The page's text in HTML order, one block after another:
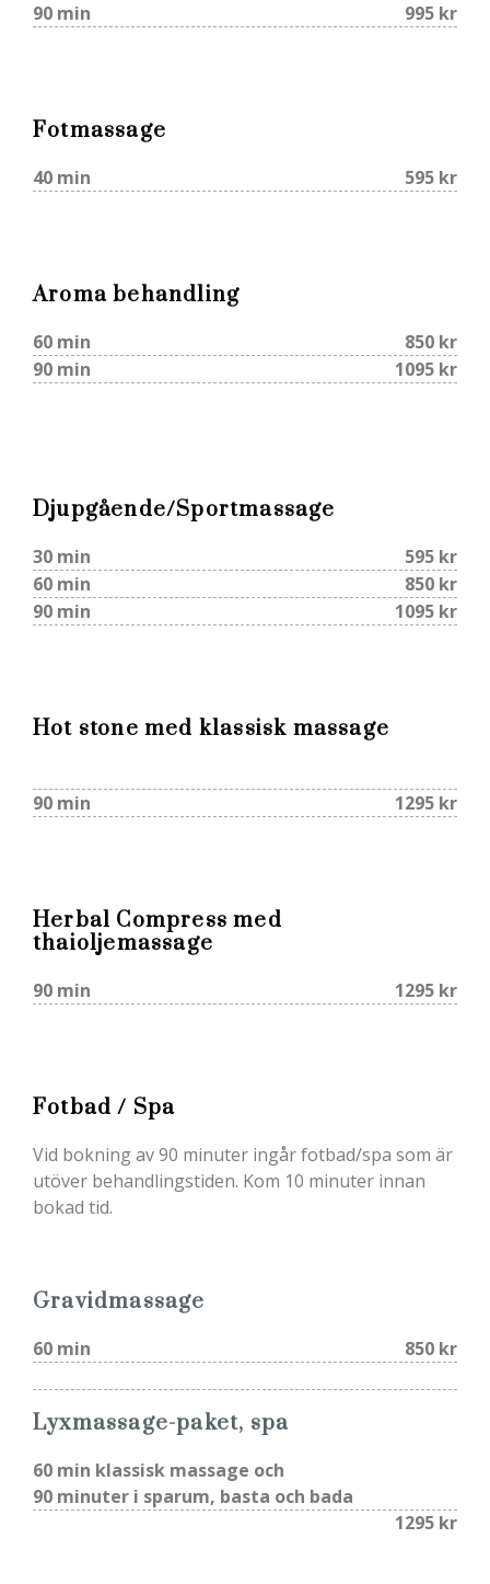
90 min
995 kr
Fotmassage
40 min 595 kr
Aroma behandling
60 min
850 kr
90 min
1095 kr
Djupgående/Sportmassage
30 min
595 kr
60 min
850 kr
90 min
1095 kr
Hot stone med klassisk massage
90 min 1295 kr
Herbal Compress med
thaioljemassage
90 min 1295 kr
Fotbad / Spa
Vid bokning av 90 minuter ingår fotbad/spa som är
utöver behandlingstiden. Kom 10 minuter innan
bokad tid.
Gravidmassage
60 min 850 kr
Lyxmassage-paket, spa
60 min klassisk massage och
90 minuter i sparum, basta och bada
1295 kr